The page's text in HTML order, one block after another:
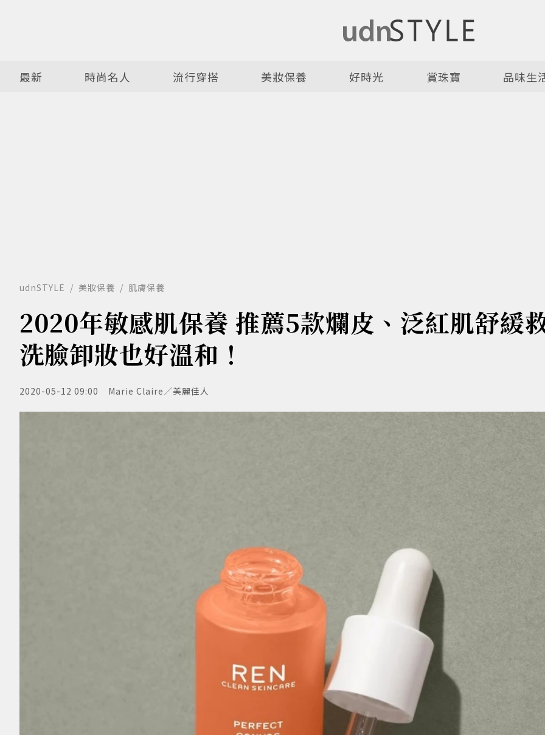
最新 時尚名人 流行穿搭 美妝保養 好時光 賞珠寶 品味生
udnSTYLE 美妝保養 肌膚保養
2020年敏感肌保養 推薦5款爛皮、泛紅肌舒緩
洗臉卸妝也好溫和！
2020-05-12 09:00 Marie Claire／美麗佳人